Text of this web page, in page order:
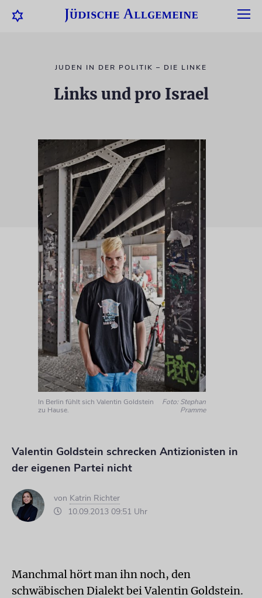
JUDEN IN DER POLITIK – DIE LINKE
Links und pro Israel
In Berlin fühlt sich Valentin Goldstein
zu Hause.
Foto: Stephan
Pramme
Valentin Goldstein schrecken Antizionisten in
der eigenen Partei nicht
von Katrin Richter
10.09.2013 09:51 Uhr
Manchmal hört man ihn noch, den
schwäbischen Dialekt bei Valentin Goldstein.